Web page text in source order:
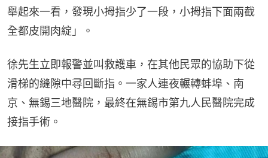
舉起來一看，發現小拇指少了一段，小拇指下面兩截
全都皮開肉綻」。
徐先生立即報警並叫救護車，在其他民眾的協助下從
滑梯的縫隙中尋回斷指。一家人連夜輾轉蚌埠、南
京、無錫三地醫院，最終在無錫市第九人民醫院完成
接指手術。